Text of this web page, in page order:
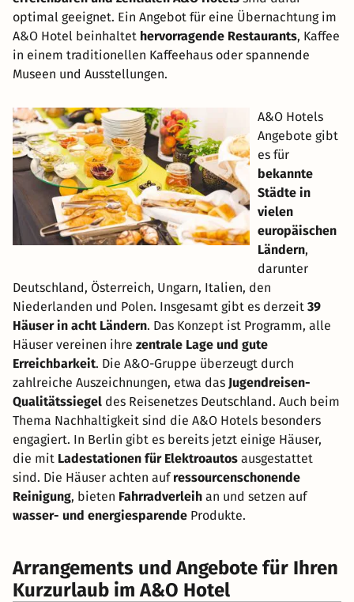
optimal geeignet. Ein Angebot für eine Übernachtung im
A&O Hotel beinhaltet hervorragende Restaurants, Kaffee
in einem traditionellen Kaffeehaus oder spannende
Museen und Ausstellungen.
A&O Hotels
Angebote gibt
es für
bekannte
Städte in
vielen
europäischen
Ländern,
darunter
Deutschland, Österreich, Ungarn, Italien, den
Niederlanden und Polen. Insgesamt gibt es derzeit 39
Häuser in acht Ländern. Das Konzept ist Programm, alle
Häuser vereinen ihre zentrale Lage und gute
Erreichbarkeit. Die A&O-Gruppe überzeugt durch
zahlreiche Auszeichnungen, etwa das Jugendreisen-
Qualitätssiegel des Reisenetzes Deutschland. Auch beim
Thema Nachhaltigkeit sind die A&O Hotels besonders
engagiert. In Berlin gibt es bereits jetzt einige Häuser,
die mit Ladestationen für Elektroautos ausgestattet
sind. Die Häuser achten aufressourcenschonende
Reinigung, bieten Fahrradverleih an und setzen auf
wasser- und energiesparende Produkte.
Arrangements und Angebote für Ihren
Kurzurlaub im A&O Hotel